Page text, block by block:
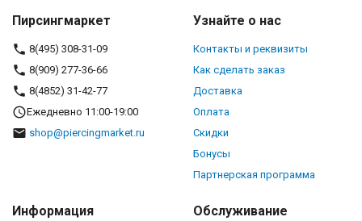
Пирсингмаркет
8(495) 308-31-09
8(909) 277-36-66
8(4852) 31-42-77
Ежедневно 11:00-19:00
shop@piercingmarket.ru
Узнайте о нас
Контакты и реквизиты
Как сделать заказ
Доставка
Оплата
Скидки
Бонусы
Партнерская программа
Информация
Обслуживание